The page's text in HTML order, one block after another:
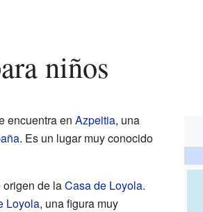
niños
encuentra en Azpeitia, una
. Es un lugar muy conocido
origen de laCasa de Loyola.
Loyola, una figura muy